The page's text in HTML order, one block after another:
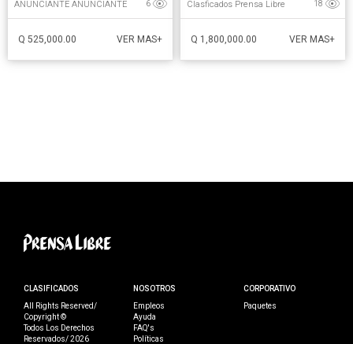
ANUNCIANTE ANUNCIANTE 6
Q 525,000.00 VER MAS+
Clasficados Prensa Libre 18
Q 1,800,000.00 VER MAS+
CLASIFICADOS
All Rights Reserved/
Copyright ©
Todos Los Derechos
Reservados/ 2026
NOSOTROS
Empleos
Ayuda
FAQ's
Políticas
CORPORATIVO
Paquetes